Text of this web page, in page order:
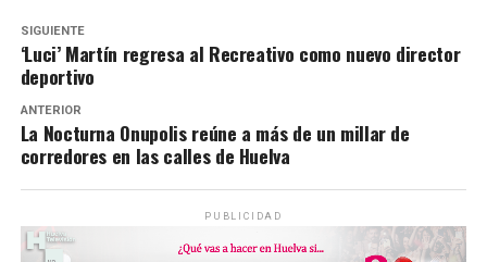
SIGUIENTE
‘Luci’ Martín regresa al Recreativo como nuevo director
deportivo
ANTERIOR
La Nocturna Onupolis reúne a más de un millar de
corredores en las calles de Huelva
PUBLICIDAD